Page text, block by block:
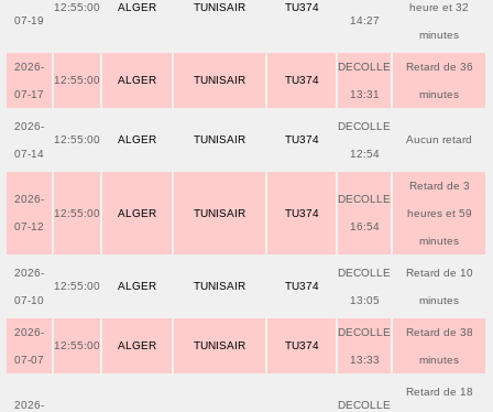
07-19
12:55:00 ALGER TUNISAIR TU374
14:27
heure et 32
minutes
2026-
07-17
12:55:00 ALGER TUNISAIR TU374
DECOLLE
13:31
Retard de 36
minutes
2026-
07-14
12:55:00 ALGER TUNISAIR TU374
DECOLLE
12:54
Aucun retard
2026-
07-12
12:55:00 ALGER TUNISAIR TU374
DECOLLE
16:54
Retard de 3
heures et 59
minutes
2026-
07-10
12:55:00 ALGER TUNISAIR TU374
DECOLLE
13:05
Retard de 10
minutes
2026-
07-07
12:55:00 ALGER TUNISAIR TU374
DECOLLE
13:33
Retard de 38
minutes
2026- DECOLLE
Retard de 18